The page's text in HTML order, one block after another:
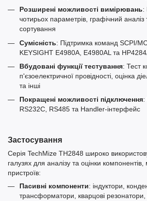
Розширені можливості вимірювань:
чотирьох параметрів, графічний аналіз
сортування
Сумісність: Підтримка команд SCPI/
KEYSIGHT E4980A, E4980AL та
Вбудовані функції тестування: Тест
п'єзоелектричної провідності, оцінка
та інші
Покращені можливості підключення:
RS232C, RS485 та Handler-інтерфейс
Застосування
Серія TechMize TH2848 широко
галузях для аналізу та оцінки компонентів,
пристроїв:
Пасивні компоненти: індуктори,
трансформатори, кварцові